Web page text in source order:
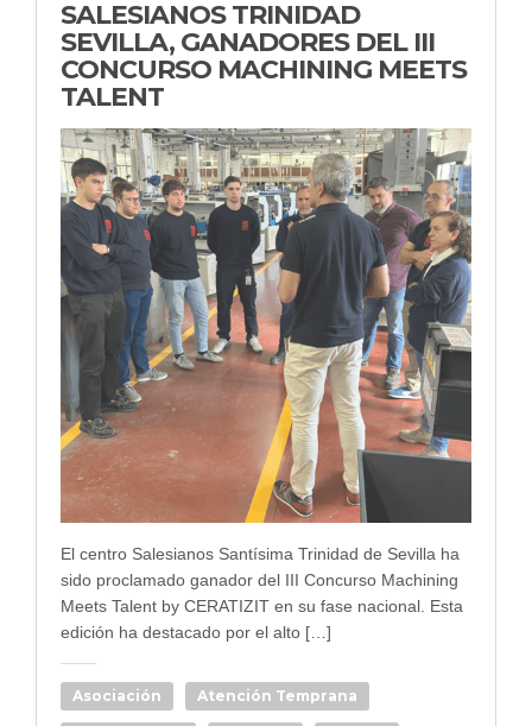
SALESIANOS TRINIDAD
SEVILLA, GANADORES DEL III
CONCURSO MACHINING MEETS
TALENT
El centro Salesianos Santísima Trinidad de Sevilla ha
sido proclamado ganador del III Concurso Machining
Meets Talent by CERATIZIT en su fase nacional. Esta
edición ha destacado por el alto […]
Asociación Atención Temprana